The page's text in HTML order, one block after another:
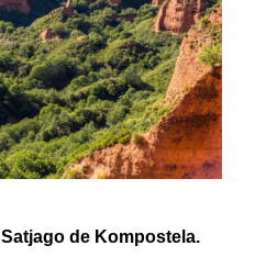
Satjago de Kompostela.